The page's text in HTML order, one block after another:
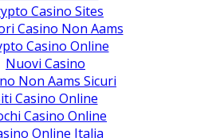
Casino Sites
Casino Non Aams
Casino Online
Nuovi Casino
Non Aams Sicuri
Casino Online
Casino Online
Online Italia